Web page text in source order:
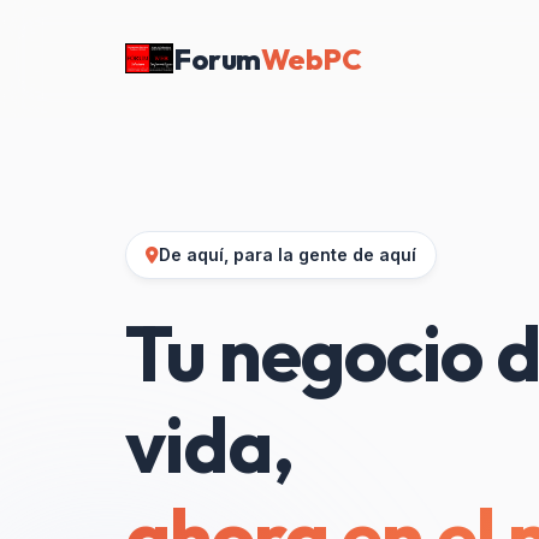
ForumWebPC
De aquí, para la gente de aquí
Tu negocio
vida,